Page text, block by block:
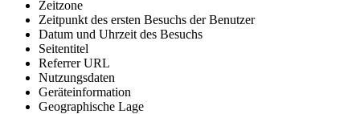
Zeitzone
Zeitpunkt des ersten Besuchs der Benutzer
Datum und Uhrzeit des Besuchs
Seitentitel
Referrer URL
Nutzungsdaten
Geräteinformation
Geographische Lage